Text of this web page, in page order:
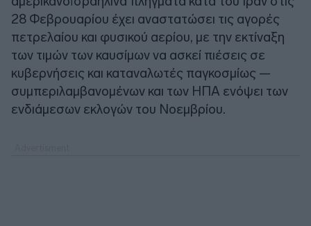
28 Φεβρουαρίου έχει αναστατώσει τις αγορές
πετρελαίου και φυσικού αερίου, με την εκτίναξη
των τιμών των καυσίμων να ασκεί πιέσεις σε
κυβερνήσεις και καταναλωτές παγκοσμίως —
συμπεριλαμβανομένων και των ΗΠΑ ενόψει των
ενδιάμεσων εκλογών του Νοεμβρίου.